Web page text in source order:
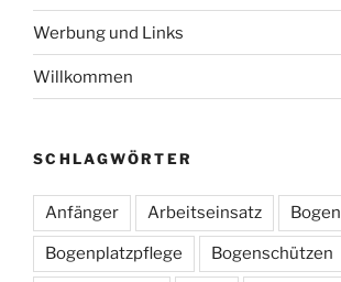
Werbung und Links
Willkommen
SCHLAGWÖRTER
Anfänger Arbeitseinsatz
Bogenplatzpflege Bogenschützen